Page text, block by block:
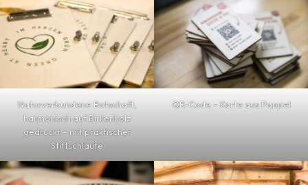
Naturverbundene Botschaft,
harmonisch auf Birkenholz
gedruckt – mit praktischer
Stiftschlaufe
QR-Code – Karte aus Pappel